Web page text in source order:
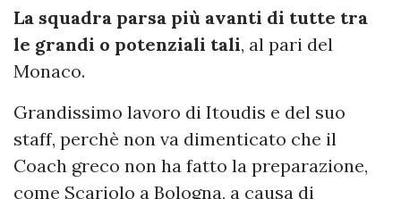
La squadra parsa più avanti di tutte tra
le grandi o potenziali tali, al pari del
Monaco.
Grandissimo lavoro di Itoudis e del suo
staff, perchè non va dimenticato che il
Coach greco non ha fatto la preparazione,
come Scariolo a Bologna, a causa di